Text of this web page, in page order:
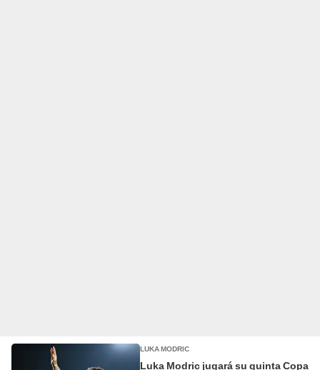
LUKA MODRIC
Luka Modric jugará su quinta Copa